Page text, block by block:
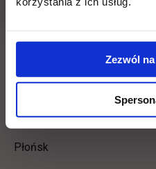
Zezwól
stopkę
Magisterskie
Podyplomowe
Płońsk